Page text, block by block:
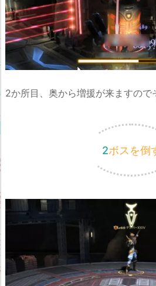
2か所目、奥から増援が来ますので
2ボスを倒